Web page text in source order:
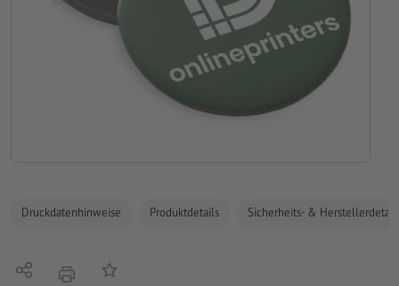
Druckdatenhinweise Produktdetails Sicherheits- &
Teilen DruckenAuf die Merkliste